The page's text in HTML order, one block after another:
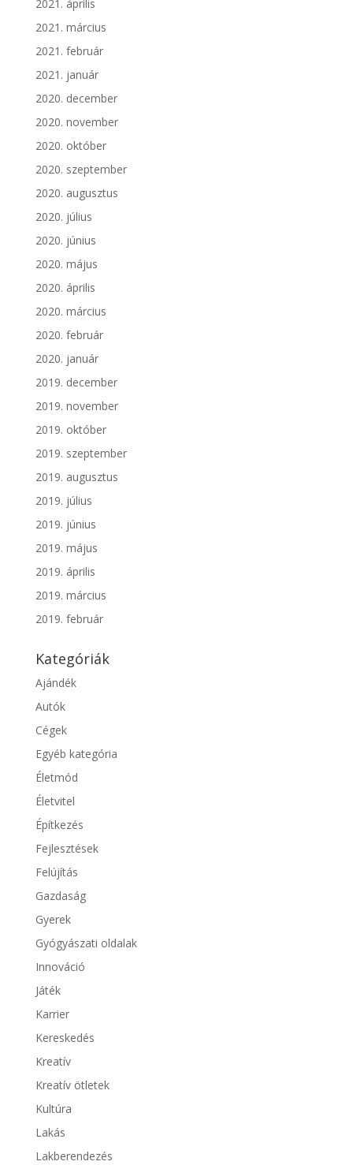
2021. április
2021. március
2021. február
2021. január
2020. december
2020. november
2020. október
2020. szeptember
2020. augusztus
2020. július
2020. június
2020. május
2020. április
2020. március
2020. február
2020. január
2019. december
2019. november
2019. október
2019. szeptember
2019. augusztus
2019. július
2019. június
2019. május
2019. április
2019. március
2019. február
Kategóriák
Ajándék
Autók
Cégek
Egyéb kategória
Életmód
Életvitel
Építkezés
Fejlesztések
Felújítás
Gazdaság
Gyerek
Gyógyászati oldalak
Innováció
Játék
Karrier
Kereskedés
Kreatív
Kreatív ötletek
Kultúra
Lakás
Lakberendezés